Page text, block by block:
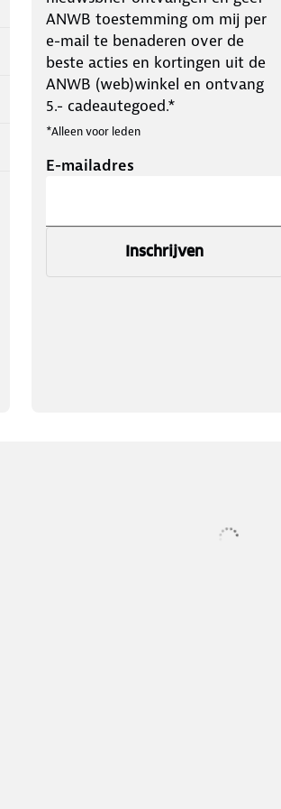
in
en
thuis als
ANWB toestemming om mij per
e-mail te benaderen over de
beste acties en kortingen uit de
ANWB (web)winkel en ontvang
5.- cadeautegoed.*
*Alleen voor leden
E-mailadres
Inschrijven